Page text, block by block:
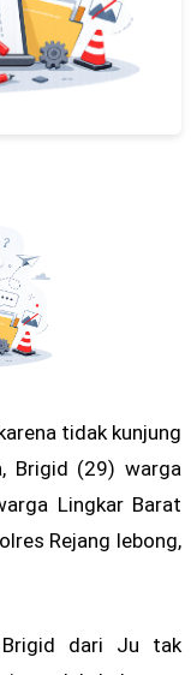
tidak kunjung
Brigid (29) warga
Lingkar Barat
Rejang lebong,
Brigid dari Ju tak